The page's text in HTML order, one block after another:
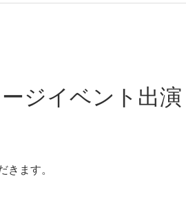
ジイベント出演
ます。